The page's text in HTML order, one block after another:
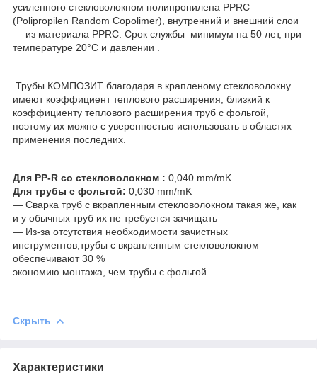
усиленного стекловолокном полипропиленa PPRC
(Polipropilen Random Copolimer), внутренний и внешний слои
― из материала PPRC. Срок службы минимум на 50 лет, при
температуре 20°С и давлении .
Трубы КОМПОЗИТ благодаря в крапленому стекловолокну
имеют коэффициент теплового расширения, близкий к
коэффициенту теплового расширения труб с фольгой,
поэтому их можно с уверенностью использовать в областях
применения последних.
Для PP-R со стекловолокном : 0,040 mm/mK
Для трубы с фольгой: 0,030 mm/mK
― Сварка труб с вкрапленным стекловолокном такая же, как
и у обычных труб их не требуется зачищать
― Из-за отсутствия необходимости зачистных
инструментов,трубы с вкрапленным стекловолокном
обеспечивают 30 %
экономию монтажа, чем трубы с фольгой.
Скрыть
Характеристики